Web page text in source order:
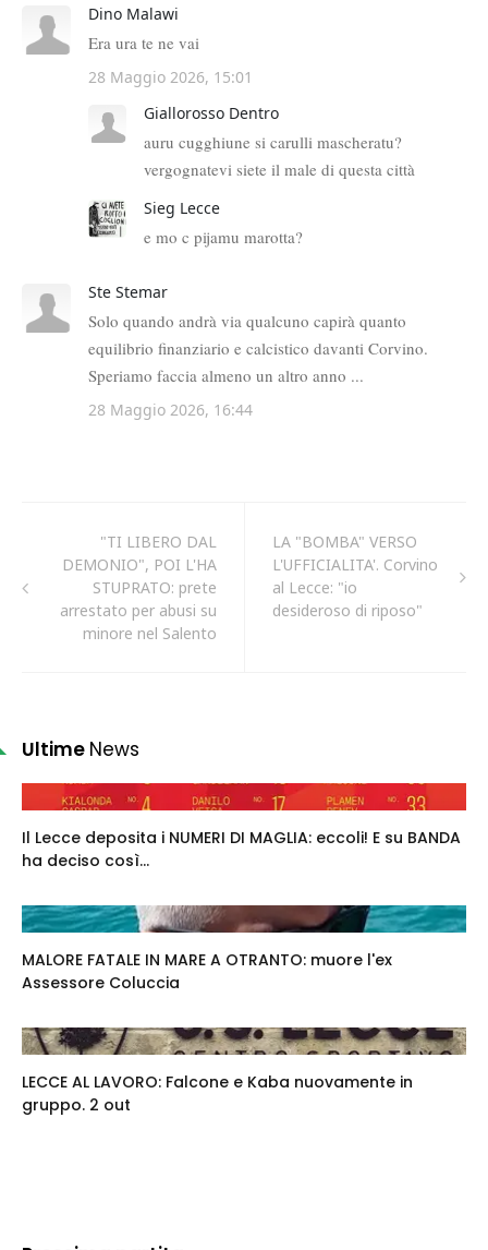
"TI LIBERO DAL
DEMONIO", POI L'HA
STUPRATO: prete
arrestato per abusi su
minore nel Salento
LA "BOMBA" VERSO
L'UFFICIALITA'. Corvino
al Lecce: "io
desideroso di riposo"
Ultime News
Il Lecce deposita i NUMERI DI MAGLIA: eccoli! E su BANDA
ha deciso così...
MALORE FATALE IN MARE A OTRANTO: muore l'ex
Assessore Coluccia
LECCE AL LAVORO: Falcone e Kaba nuovamente in
gruppo. 2 out